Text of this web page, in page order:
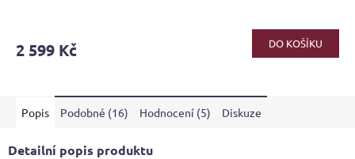
je
hvězdiček.
2 599 Kč DO KOŠÍKU
Popis Podobné (16) Hodnocení (5) Diskuze
Detailní popis produktu